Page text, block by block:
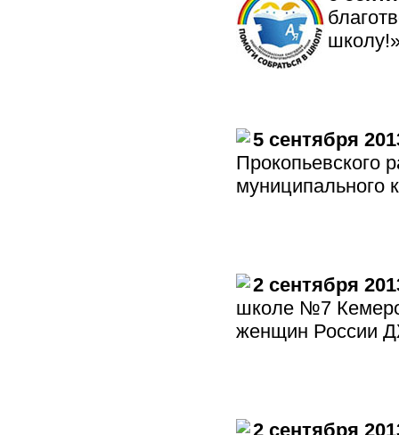
5 сентября
Прокопьевского
муниципального
2 сентября
школе №7
женщин России
2 сентября